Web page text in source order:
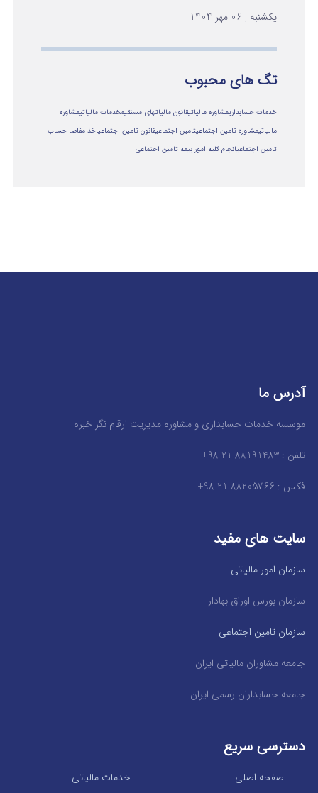
یکشنبه , 06 مهر 1404
تگ های محبوب
خدمات حسابداریمشاوره مالیاتیقانون مالیاتهای مستقیمخدمات مالیاتیمشاوره
مالياتيمشاوره تامین اجتماعیتامین اجتماعیقانون تامین اجتماعیاخذ مفاصا حساب
تامین اجتماعیانجام کلیه امور بیمه تامین اجتماعی
آدرس ما
موسسه خدمات حسابداری و مشاوره مدیریت ارقام نگر خبره
تلفن : 88191483 21 98+
فکس : 88205766 21 98+
سایت های مفید
سازمان امور مالیاتی
سازمان بورس اوراق بهادار
سازمان تامین اجتماعی
جامعه مشاوران مالیاتی ایران
جامعه حسابداران رسمی ایران
دسترسی سریع
خدمات مالیاتی صفحه اصلی